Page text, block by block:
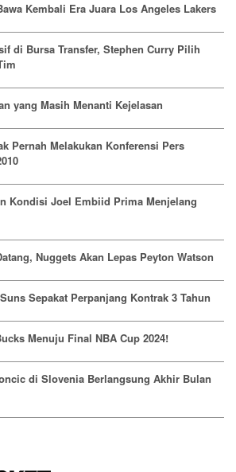
Kembali Era Juara Los Angeles Lakers
di Bursa Transfer, Stephen Curry Pilih
yang Masih Menanti Kejelasan
Pernah Melakukan Konferensi Pers
Kondisi Joel Embiid Prima Menjelang
Nuggets Akan Lepas Peyton Watson
Sepakat Perpanjang Kontrak 3 Tahun
Menuju Final NBA Cup 2024!
di Slovenia Berlangsung Akhir Bulan